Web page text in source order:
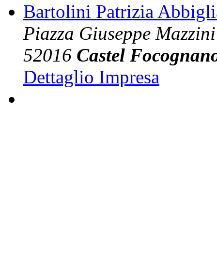
Bartolini Patrizia
Piazza Giuseppe Mazzini
52016 Castel
Dettaglio Impresa